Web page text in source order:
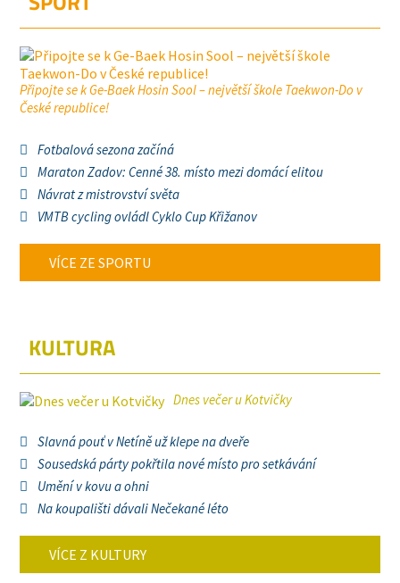
Připojte se k Ge-Baek Hosin Sool – největší škole Taekwon-Do v
České republice!
Fotbalová sezona začíná
Maraton Zadov: Cenné 38. místo mezi domácí elitou
Návrat z mistrovství světa
VMTB cycling ovládl Cyklo Cup Křižanov
VÍCE ZE SPORTU
KULTURA
Dnes večer u Kotvičky
Slavná pouť v Netíně už klepe na dveře
Sousedská párty pokřtila nové místo pro setkávání
Umění v kovu a ohni
Na koupališti dávali Nečekané léto
VÍCE Z KULTURY